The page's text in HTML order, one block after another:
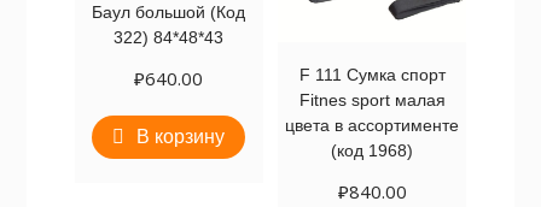
Баул большой (Код
322) 84*48*43
₽640.00
В корзину
F 111 Сумка спорт
Fitnes sport малая
цвета в ассортименте
(код 1968)
₽840.00